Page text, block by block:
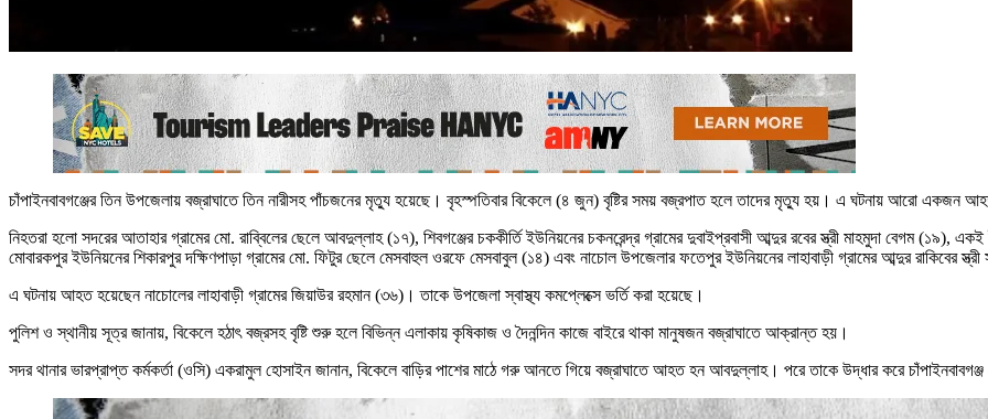
চাঁপাইনবাবগঞ্জের তিন উপজেলায় বজ্রাঘাতে তিন নারীসহ পাঁচজনের মৃত্যু হয়েছে। বৃহস্পতিবার বিকেলে (৪ জুন) বৃষ্টির সময় বজ্রপাত হলে তাদের মৃত্যু হয়। এ ঘটনায় আরো একজন
নিহতরা হলো সদরের আতাহার গ্রামের মো. রাব্বিলের ছেলে আবদুল্লাহ (১৭), শিবগঞ্জের চককীর্তি ইউনিয়নের চকনরেন্দ্র গ্রামের দুবাইপ্রবাসী আব্দুর রবের স্ত্রী মাহমুদা বেগম (১৯), একই
মোবারকপুর ইউনিয়নের শিকারপুর দক্ষিণপাড়া গ্রামের মো. ফিটুর ছেলে মেসবাহুল ওরফে মেসবাবুল (১৪) এবং নাচোল উপজেলার ফতেপুর ইউনিয়নের লাহাবাড়ী গ্রামের আব্দুর রাকিবের স্ত্রী
এ ঘটনায় আহত হয়েছেন নাচোলের লাহাবাড়ী গ্রামের জিয়াউর রহমান (৩৬)। তাকে উপজেলা স্বাস্থ্য কমপ্লেক্সে ভর্তি করা হয়েছে।
পুলিশ ও স্থানীয় সূত্র জানায়, বিকেলে হঠাৎ বজ্রসহ বৃষ্টি শুরু হলে বিভিন্ন এলাকায় কৃষিকাজ ও দৈনন্দিন কাজে বাইরে থাকা মানুষজন বজ্রাঘাতে আক্রান্ত হয়।
সদর থানার ভারপ্রাপ্ত কর্মকর্তা (ওসি) একরামুল হোসাইন জানান, বিকেলে বাড়ির পাশের মাঠে গরু আনতে গিয়ে বজ্রাঘাতে আহত হন আবদুল্লাহ। পরে তাকে উদ্ধার করে